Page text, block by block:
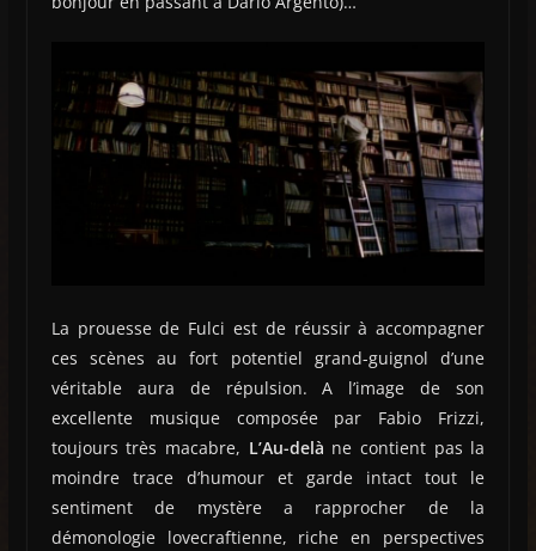
La prouesse de Fulci est de réussir à accompagner
ces scènes au fort potentiel grand-guignol d’une
véritable aura de répulsion. A l’image de son
excellente musique composée par Fabio Frizzi,
toujours très macabre, L’Au-delà ne contient pas la
moindre trace d’humour et garde intact tout le
sentiment de mystère a rapprocher de la
démonologie lovecraftienne, riche en perspectives